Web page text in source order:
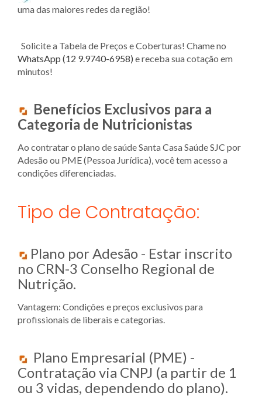
uma das maiores redes da região!
Solicite a Tabela de Preços e Coberturas! Chame no
WhatsApp (12 9.9740-6958) e receba sua cotação em
minutos!
Benefícios Exclusivos para a
Categoria de Nutricionistas
Ao contratar o plano de saúde Santa Casa Saúde SJC por
Adesão ou PME (Pessoa Jurídica), você tem acesso a
condições diferenciadas.
Tipo de Contratação:
Plano por Adesão - Estar inscrito
no CRN-3 Conselho Regional de
Nutrição.
Vantagem: Condições e preços exclusivos para
profissionais de liberais e categorias.
Plano Empresarial (PME) -
Contratação via CNPJ (a partir de 1
ou 3 vidas, dependendo do plano).